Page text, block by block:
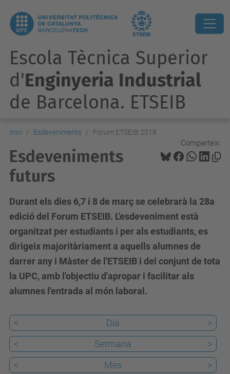
Escola Tècnica Superior
d'Enginyeria Industrial
de Barcelona. ETSEIB
Inici Esdeveniments Forum ETSEIB 2018
Comparteix:
Esdeveniments
futurs
Durant els dies 6,7 i 8 de març se celebrarà la 28a
edició del Forum ETSEIB. L'esdeveniment està
organitzat per estudiants i per als estudiants, es
dirigeix majoritàriament a aquells alumnes de
darrer any i Màster de l'ETSEIB i del conjunt de tota
la UPC, amb l'objectiu d'apropar i facilitar als
alumnes l'entrada al món laboral.
< Dia
>
<
Setmana
>
<
Mes >